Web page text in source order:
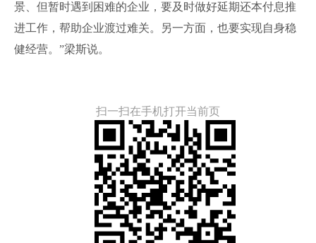
景、但暂时遇到困难的企业，要及时做好延期还本付息推
进工作，帮助企业渡过难关。另一方面，也要实现自身稳
健经营。”梁斯说。
扫一扫在手机打开当前页